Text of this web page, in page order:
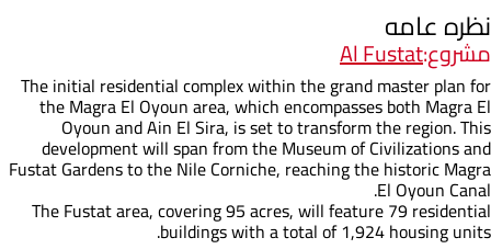
نظره عامه
مشروع:Al Fustat
The initial residential complex within the grand master plan for
the Magra El Oyoun area, which encompasses both Magra El
Oyoun and Ain El Sira, is set to transform the region. This
development will span from the Museum of Civilizations and
Fustat Gardens to the Nile Corniche, reaching the historic Magra
El Oyoun Canal.
The Fustat area, covering 95 acres, will feature 79 residential
buildings with a total of 1,924 housing units.